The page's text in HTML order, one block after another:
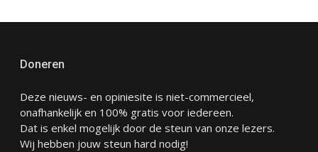
Doneren
Deze nieuws- en opiniesite is niet-commercieel,
onafhankelijk en 100% gratis voor iedereen.
Dat is enkel mogelijk door de steun van onze lezers.
Wij hebben jouw steun hard nodig!